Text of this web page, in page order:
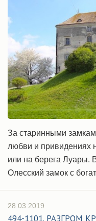
За старинными
любви и привидениях
или на берега Луары.
Олесский замок с
28.03.2019
494-1101. РАЗГРОМ